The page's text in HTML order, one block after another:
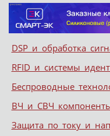
Меню
Skip to content
DSP и обработка
RFID и системы
Беспроводные
ВЧ и СВЧ
Защита по току и